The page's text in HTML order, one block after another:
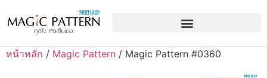
หน้าหลัก / Magic Pattern / Magic Pattern #0360